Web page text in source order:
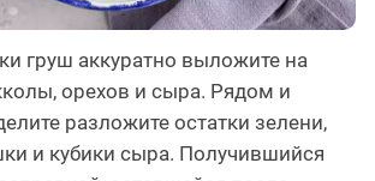
груш аккуратно выложите на
орехов и сыра. Рядом и
разложите остатки зелени,
и кубики сыра. Получившийся